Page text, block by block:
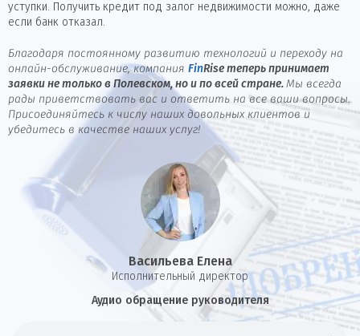
уступки. Получить кредит под залог недвижимости можно, даже
если банк отказал.
Благодаря постоянному развитию технологий и переходу на
онлайн-обслуживание, компания FinRise теперь принимает
заявки не только в Полевском, но и по всей стране. Мы всегда
рады приветствовать вас и ответить на все ваши вопросы.
Присоединяйтесь к числу наших довольных клиентов и
убедитесь в качестве наших услуг!
Васильева Елена
И сполнительный директор
Аудио обращение руководителя